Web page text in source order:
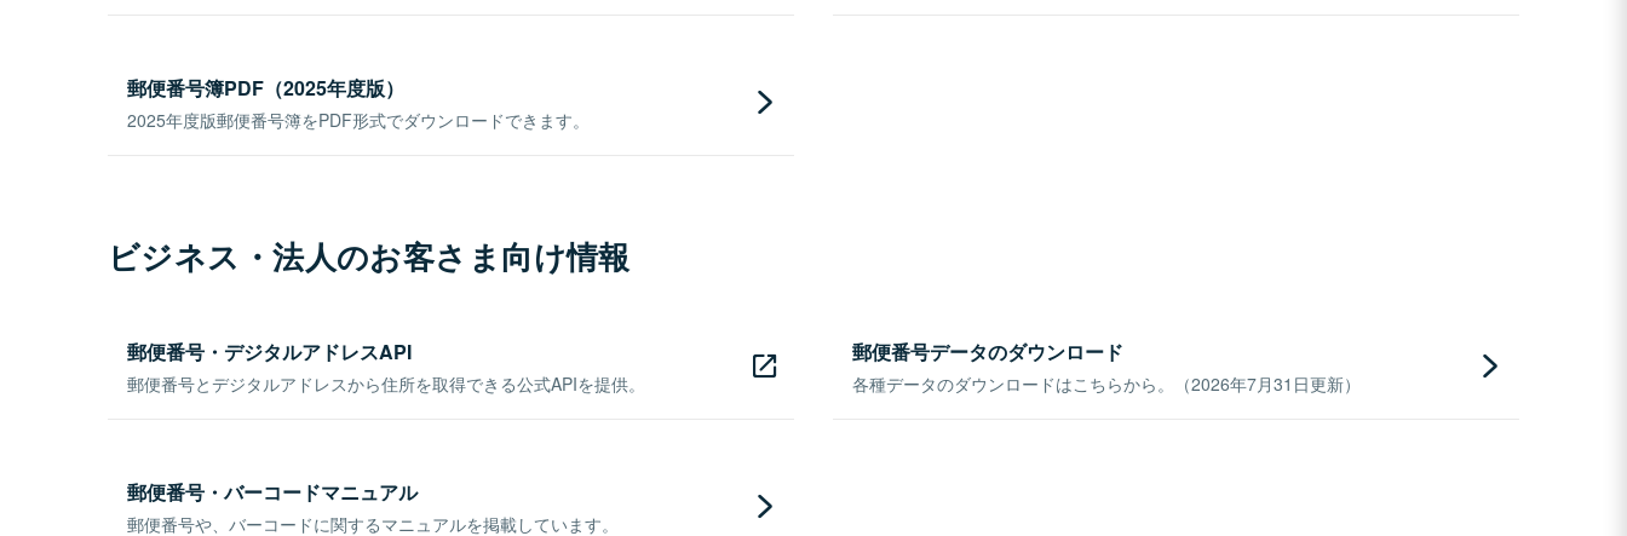
郵便番号簿PDF（2025年度版）
2025年度版郵便番号簿をPDF形式でダウンロードできます。
ビジネス・法人のお客さま向け情報
郵便番号・デジタルアドレスAPI
郵便番号とデジタルアドレスから住所を取得できる公式APIを提供。
郵便番号データのダウンロード
各種データのダウンロードはこちらから。（2026年7月31日更新）
郵便番号・バーコードマニュアル
郵便番号や、バーコードに関するマニュアルを掲載しています。